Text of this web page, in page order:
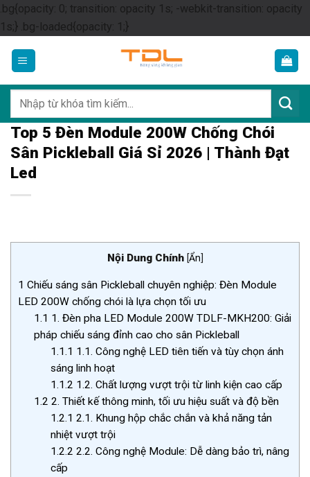
.bg{opacity: 0; transition: opacity 1s; -webkit-transition: opacity
1s;} .bg-loaded{opacity: 1;}Skip
content
kiếm:
Top 5 Đèn Module 200W Chống Chói
Sân Pickleball Giá Sỉ 2026 | Thành Đạt
Led
Nội Dung Chính [Ẩn]
1 Chiếu sáng sân Pickleball chuyên nghiệp: Đèn Module
LED 200W chống chói là lựa chọn tối ưu
1.1 1. Đèn pha LED Module 200W TDLF-MKH200: Giải
pháp chiếu sáng đỉnh cao cho sân Pickleball
1.1.1 1.1. Công nghệ LED tiên tiến và tùy chọn ánh
sáng linh hoạt
1.1.2 1.2. Chất lượng vượt trội từ linh kiện cao cấp
1.2 2. Thiết kế thông minh, tối ưu hiệu suất và độ bền
1.2.1 2.1. Khung hộp chắc chắn và khả năng tản
nhiệt vượt trội
1.2.2 2.2. Công nghệ Module: Dễ dàng bảo trì, nâng
cấp